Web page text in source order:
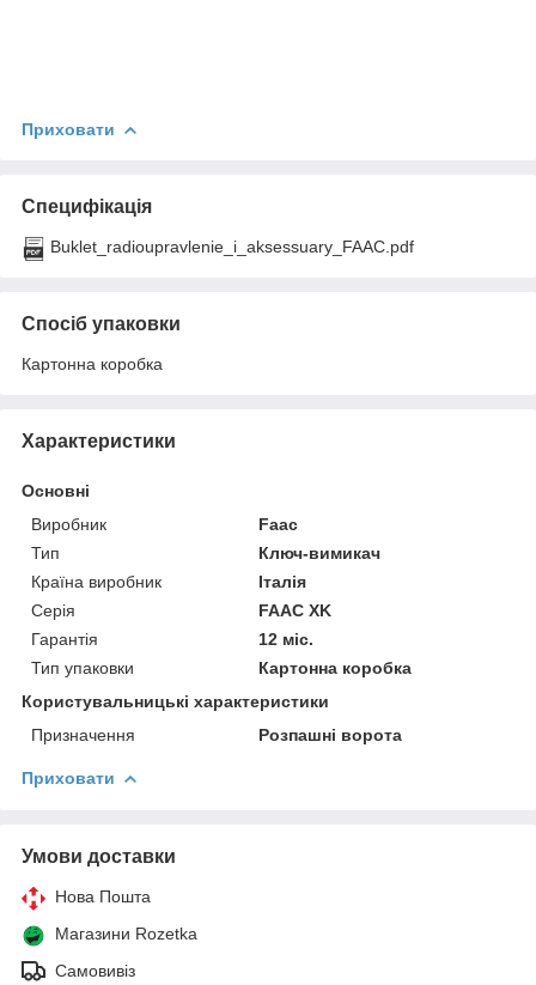
Приховати
Специфікація
Buklet_radioupravlenie_i_aksessuary_FAAC.pdf
Спосіб упаковки
Картонна коробка
Характеристики
Основні
Виробник
Faac
Тип
Ключ-вимикач
Країна виробник
Італія
Серія
FAAC XK
Гарантія
12 міс.
Тип упаковки
Картонна коробка
Користувальницькі характеристики
Призначення
Розпашні ворота
Приховати
Умови доставки
Нова Пошта
Магазини Rozetka
Самовивіз